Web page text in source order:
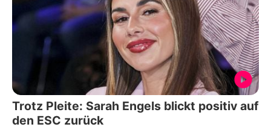
Trotz Pleite: Sarah Engels blickt positiv auf
den ESC zurück